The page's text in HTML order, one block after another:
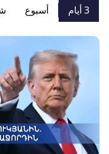
3 أيام أسبوع